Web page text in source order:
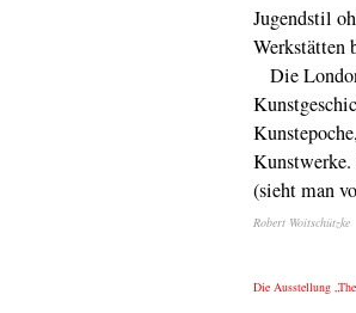
Jugendstil
Werkstätten
Die
(sieht man
Robert Woitschützke
Die Ausstellung